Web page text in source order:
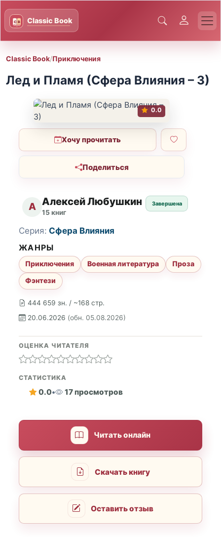
Classic Book/Приключения
Лед и Пламя (Сфера Влияния – 3)
0.0
Хочу прочитать
Поделиться
А Алексей Любушкин
15 книг
Завершена
444 659 зн. / ~168 стр.
20.06.2026 (обн. 05.08.2026)
Серия: Сфера Влияния
ЖАНРЫ
Приключения Военная литература
Проза
Фэнтези
ОЦЕНКА ЧИТАТЕЛЯ
СТАТИСТИКА
0.0• 17 просмотров
Читать онлайн
Скачать книгу
Оставить отзыв